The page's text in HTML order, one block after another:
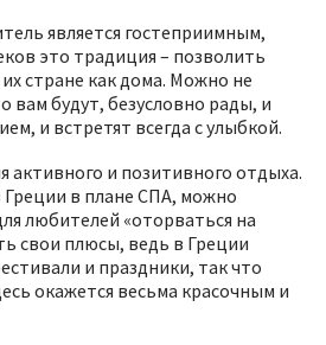
является гостеприимным,
это традиция – позволить
стране как дома. Можно не
вам будут, безусловно рады, и
и встретят всегда с улыбкой.
активного и позитивного отдыха.
в плане СПА, можно
любителей «оторваться на
свои плюсы, ведь в Греции
и праздники, так что
окажется весьма красочным и